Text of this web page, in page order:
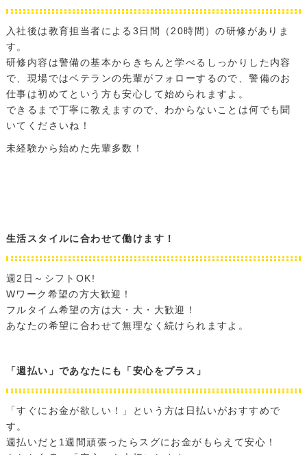
入社後は教育担当者による3日間（20時間）の研修がありま
す。
研修内容は警備の基本からきちんと学べるしっかりした内容
で、現場ではベテランの先輩がフォローするので、警備のお
仕事は初めてという方も安心して始められますよ。
できるまで丁寧に教えますので、わからないことは何でも聞
いてくださいね！
未経験から始めた先輩多数！
生活スタイルに合わせて働けます！
週2日～シフトOK!
Wワーク希望の方大歓迎！
フルタイム希望の方は大・大・大歓迎！
あなたの希望に合わせて無理なく続けられますよ。
「週払い」であなたにも「安心をプラス」
「すぐにお金が欲しい！」という方は日払いがおすすめで
す。
週払いだと1週間頑張ったらスグにお金がもらえて安心！